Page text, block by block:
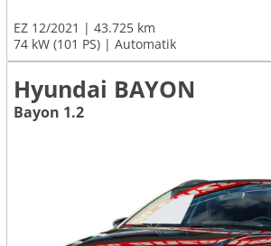
EZ 12/2021
43.725 km
74 kW (101 PS)
Automatik
Hyundai BAYON
Bayon 1.2